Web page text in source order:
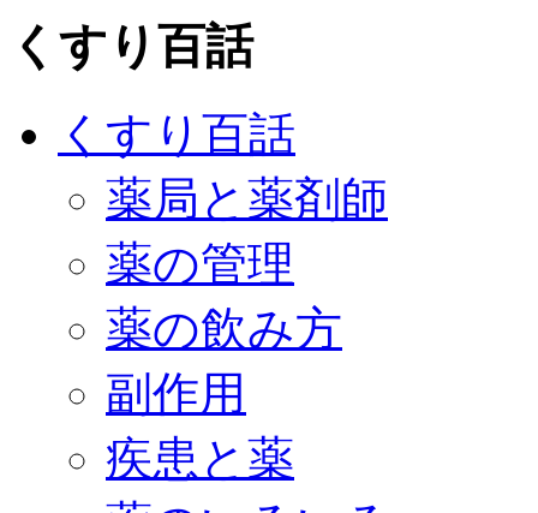
くすり百話
くすり百話
薬局と薬剤師
薬の管理
薬の飲み方
副作用
疾患と薬